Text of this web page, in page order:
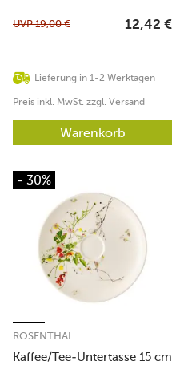
Lieferung in 1-2 Werktagen
UVP19,00 € 12,42 €
Preis inkl. MwSt. zzgl. Versand
Warenkorb
- 30%
Kaffee/Tee-Untertasse 15 cm
ROSENTHAL